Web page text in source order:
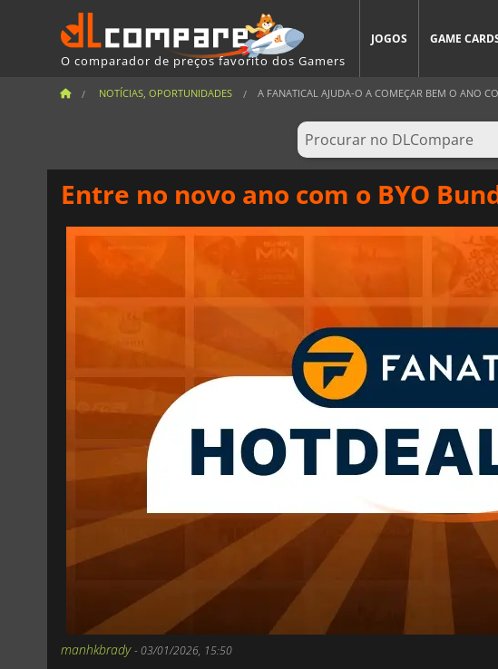
O comparador de preços favorito dos Gamers
JOGOS GAME
NOTÍCIAS, OPORTUNIDADES A FANATICAL AJUDA-O A COMEÇAR BEM O ANO
Entre no novo ano com o BYO
manhkbrady-03/01/2026, 15:50